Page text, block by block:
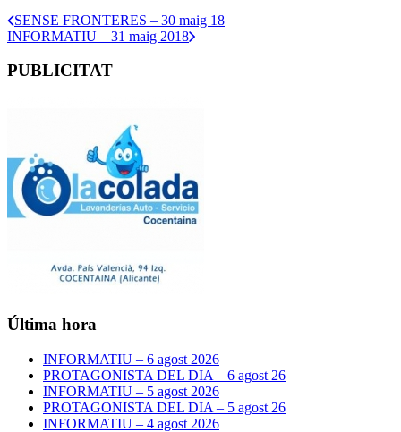
SENSE FRONTERES – 30 maig 18
INFORMATIU – 31 maig 2018
PUBLICITAT
Última hora
INFORMATIU – 6 agost 2026
PROTAGONISTA DEL DIA – 6 agost 26
INFORMATIU – 5 agost 2026
PROTAGONISTA DEL DIA – 5 agost 26
INFORMATIU – 4 agost 2026